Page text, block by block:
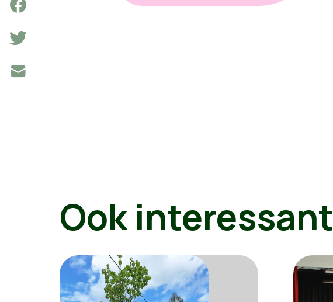
Ook interessant